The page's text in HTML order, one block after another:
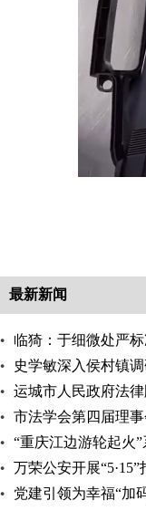
最新新闻
临猗：于细微处严
史学敏深入侯村镇
运城市人民政府法
开市法学会第四届理
“重庆江边游轮起火
万荣公安开展
动 党建引领为幸福“加